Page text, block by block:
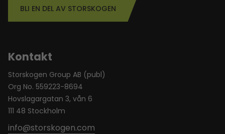
BLI EN DEL AV STORSKOGEN
Kontakt
Storskogen Group AB (publ)
Org No. 559223-8694
Hovslagargatan 3, vån 6
111 48 Stockholm
info@storskogen.com